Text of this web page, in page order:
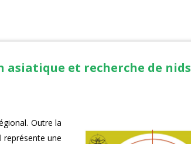
asiatique et recherche de nids
Outre la
représente une